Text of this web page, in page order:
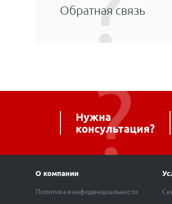
Обратная связь
Нужна
консультация?
О компании
Политика конфиденциальности